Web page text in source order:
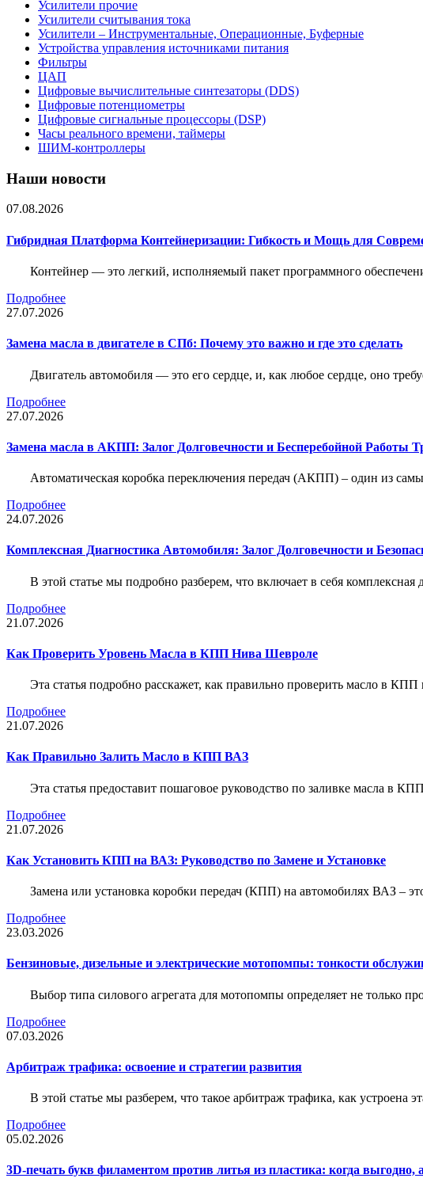
Усилители прочие
Усилители считывания тока
Усилители – Инструментальные, Операционные, Буферные
Устройства управления источниками питания
Фильтры
ЦАП
Цифровые вычислительные синтезаторы (DDS)
Цифровые потенциометры
Цифровые сигнальные процессоры (DSP)
Часы реального времени, таймеры
ШИМ-контроллеры
Наши новости
07.08.2026
Гибридная Платформа Контейнеризации: Гибкость и Мощь для
Контейнер — это легкий, исполняемый пакет программного
Подробнее
27.07.2026
Замена масла в двигателе в СПб: Почему это важно и где это сделать
Двигатель автомобиля — это его сердце, и, как любое сердце, оно
Подробнее
27.07.2026
Замена масла в АКПП: Залог Долговечности и Бесперебойной Работы
Автоматическая коробка переключения передач (АКПП) – один из
Подробнее
24.07.2026
Комплексная Диагностика Автомобиля: Залог Долговечности и
В этой статье мы подробно разберем, что включает в себя
Подробнее
21.07.2026
Как Проверить Уровень Масла в КПП Нива Шевроле
Эта статья подробно расскажет, как правильно проверить масло в
Подробнее
21.07.2026
Как Правильно Залить Масло в КПП ВАЗ
Эта статья предоставит пошаговое руководство по заливке масла в
Подробнее
21.07.2026
Как Установить КПП на ВАЗ: Руководство по Замене и Установке
Замена или установка коробки передач (КПП) на автомобилях ВАЗ –
Подробнее
23.03.2026
Бензиновые, дизельные и электрические мотопомпы: тонкости
Выбор типа силового агрегата для мотопомпы определяет не только
Подробнее
07.03.2026
Арбитраж трафика: освоение и стратегии развития
В этой статье мы разберем, что такое арбитраж трафика, как устроена
Подробнее
05.02.2026
3D-печать букв филаментом против литья из пластика: когда выгодно,